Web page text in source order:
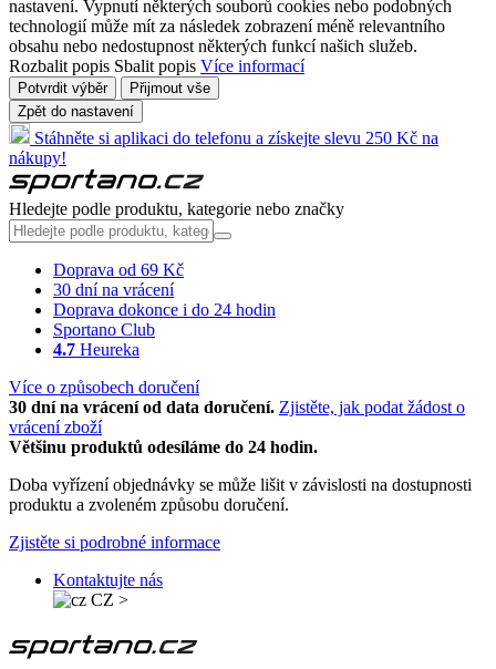
nastavení. Vypnutí některých souborů cookies nebo podobných
technologií může mít za následek zobrazení méně relevantního
obsahu nebo nedostupnost některých funkcí našich služeb.
Rozbalit popis Sbalit popis Více informací
Potvrdit výběr
Přijmout vše
Zpět do nastavení
Stáhněte si aplikaci do telefonu a získejte slevu 250 Kč na
nákupy!
Hledejte podle produktu, kategorie nebo značky
Doprava od 69 Kč
30 dní na vrácení
Doprava dokonce i do 24 hodin
Sportano Club
4.7 Heureka
Více o způsobech doručení
30 dní na vrácení od data doručení. Zjistěte, jak podat žádost o
vrácení zboží
Většinu produktů odesíláme do 24 hodin.
Doba vyřízení objednávky se může lišit v závislosti na dostupnosti
produktu a zvoleném způsobu doručení.
Zjistěte si podrobné informace
Kontaktujte nás
CZ >